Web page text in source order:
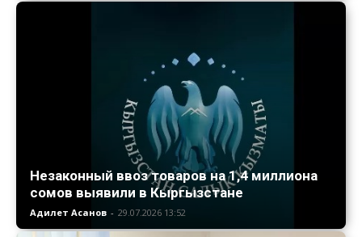
Незаконный ввоз товаров на 1,4 миллиона
сомов выявили в Кыргызстане
Адилет Асанов - 29.07.2026 13:52